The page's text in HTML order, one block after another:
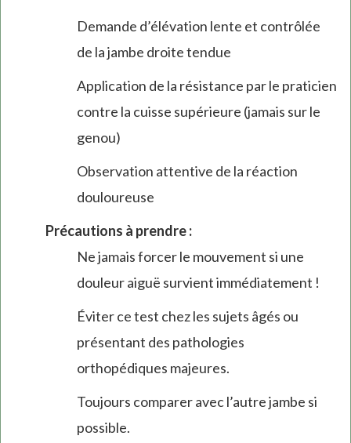
Demande d’élévation lente et contrôlée
de la jambe droite tendue
Application de la résistance par le praticien
contre la cuisse supérieure (jamais sur le
genou)
Observation attentive de la réaction
douloureuse
Précautions à prendre :
Ne jamais forcer le mouvement si une
douleur aiguë survient immédiatement !
Éviter ce test chez les sujets âgés ou
présentant des pathologies
orthopédiques majeures.
Toujours comparer avec l’autre jambe si
possible.